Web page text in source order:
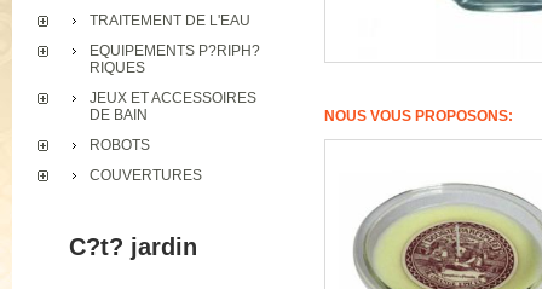
TRAITEMENT DE L'EAU
EQUIPEMENTS P?RIPH?
RIQUES
JEUX ET ACCESSOIRES
DE BAIN
ROBOTS
COUVERTURES
C?t? jardin
NOUS VOUS PROPOSONS: